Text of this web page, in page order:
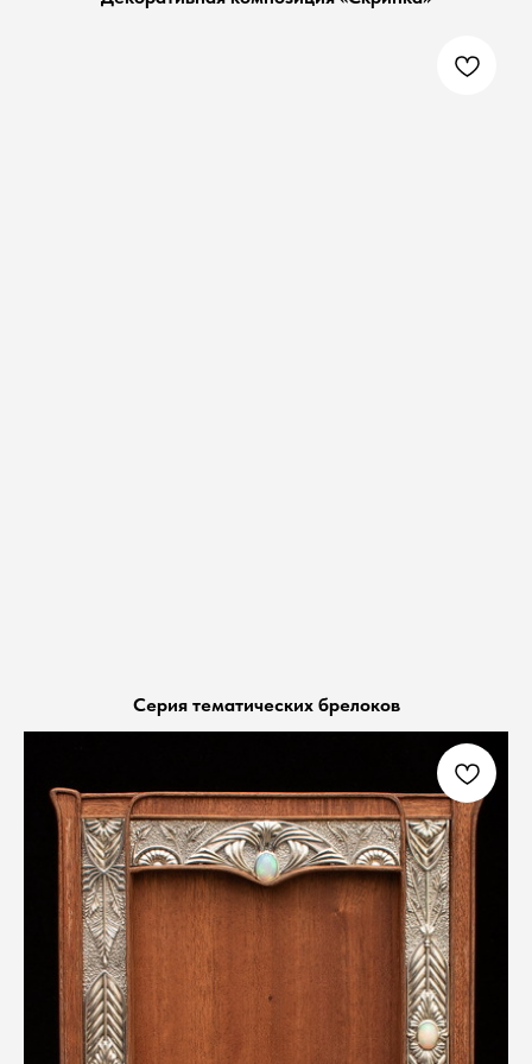
Серия тематических брелоков